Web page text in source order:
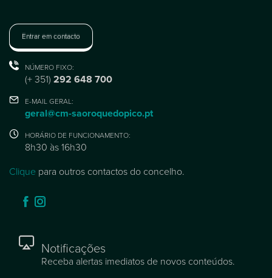
Entrar em contacto
NÚMERO FIXO:
(+ 351) 292 648 700
E-MAIL GERAL:
geral@cm-saoroquedopico.pt
HORÁRIO DE FUNCIONAMENTO:
8h30 às 16h30
Clique para outros contactos do concelho.
Notificações
Receba alertas imediatos de novos conteúdos.